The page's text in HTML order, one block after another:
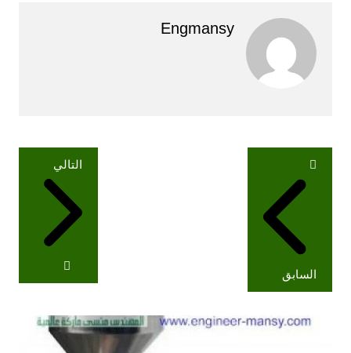
Engmansy
تصفّح
المقالات
السابق
التالي